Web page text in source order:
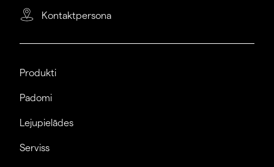
Kontaktpersona
Produkti
Padomi
Lejupielādes
Serviss